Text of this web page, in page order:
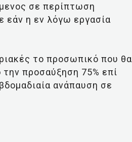
σε περίπτωση
εάν η εν λόγω εργασία
το προσωπικό που θα
την προσαύξηση 75% επί
ανάπαυση σε